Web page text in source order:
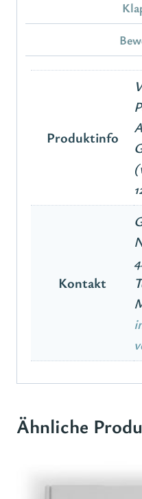
Produktinfo
Kontakt
Ähnliche